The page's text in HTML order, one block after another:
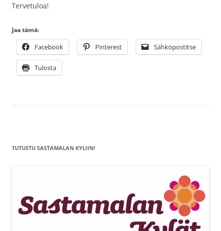
Tervetuloa!
Jaa tämä:
Facebook Pinterest Sähköpostitse
Tulosta
TUTUSTU SASTAMALAN KYLIIN!